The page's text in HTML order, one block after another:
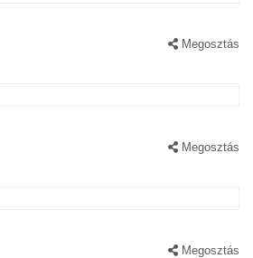
Megosztás
Megosztás
Megosztás